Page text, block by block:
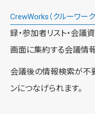
CrewWorks（クルーワーク
録・参加者リスト・会議
画面に集約する会議情
会議後の情報検索が不
ンにつなげられます。